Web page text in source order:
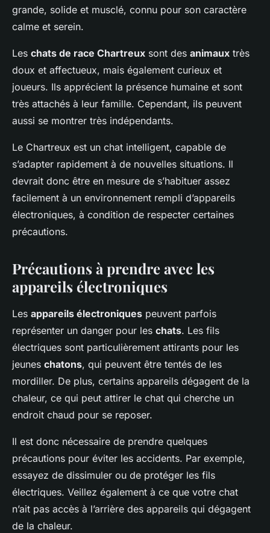
grande, solide et musclé, connu pour son caractère
calme et serein.
Les chats de race Chartreux sont des animaux très
doux et affectueux, mais également curieux et
joueurs. Ils apprécient la présence humaine et sont
très attachés à leur famille. Cependant, ils peuvent
aussi se montrer très indépendants.
Le Chartreux est un chat intelligent, capable de
s’adapter rapidement à de nouvelles situations. Il
devrait donc être en mesure de s’habituer assez
facilement à un environnement rempli d’appareils
électroniques, à condition de respecter certaines
précautions.
Précautions à prendre avec les
appareils électroniques
Les appareils électroniques peuvent parfois
représenter un danger pour les chats. Les fils
électriques sont particulièrement attirants pour les
jeunes chatons, qui peuvent être tentés de les
mordiller. De plus, certains appareils dégagent de la
chaleur, ce qui peut attirer le chat qui cherche un
endroit chaud pour se reposer.
Il est donc nécessaire de prendre quelques
précautions pour éviter les accidents. Par exemple,
essayez de dissimuler ou de protéger les fils
électriques. Veillez également à ce que votre chat
n’ait pas accès à l’arrière des appareils qui dégagent
de la chaleur.